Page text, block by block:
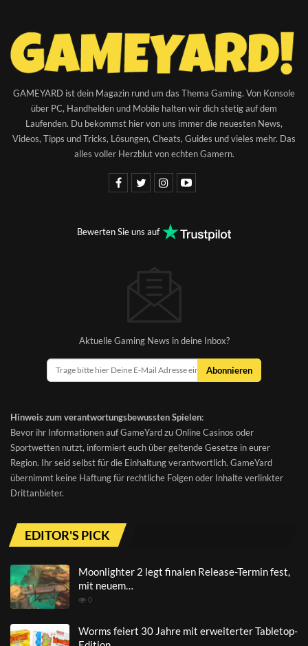
GAMEYARD ist dein Magazin rund um das Thema Gaming. Von Konsole
über PC, Handhelden und Mobile halten wir dich stetig auf dem
Laufenden. Du bekommst hier von uns immer die neuesten News,
Videos, Tipps und Tricks, Lösungen, Cheats, Guides und vieles mehr. Das
alles voller Herzblut von echten Gamern.
Bewerten Sie uns auf
Aktuelle Gaming News in deine Inbox?
Abonnieren
Hinweis zum verantwortungsbewussten Spielen:
Bevor ihr Informationen auf GameYard zu Online Casinos oder
Sportwetten nutzt, informiert euch über geltende Gesetze in eurer
Region. Ihr seid selbst für die Einhaltung verantwortlich. GameYard
übernimmt keine Haftung für rechtliche Folgen oder Inhalte verlinkter
Drittanbieter.
EDITOR'S PICK
Moonlighter 2 legt finalen Release-Termin fest,
mit neuem…
0
Worms feiert 30 Jahre mit erweiterter Tabletop-